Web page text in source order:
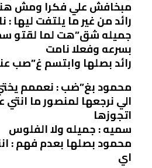
مبخافش علي فكرا ومش
رائد من غير ما يلتفت ليها
جميله شق”هت لما لقتو
بسرعه وفعلا نامت
رائد بصلها وابتسم غ”صب
محمود بغ”ضب : نعممم
الي نرجعها لمنصور ما انتي
اتجوزها
سميه : جميله ولا الفلوس
محمود بصلها بعدم فهم :
اي